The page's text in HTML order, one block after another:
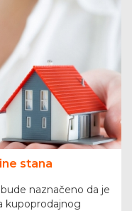
stana
naznačeno da je
kupoprodajnog